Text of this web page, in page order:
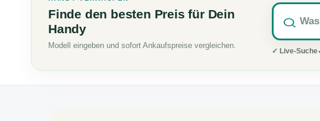
Finde den besten Preis für Dein
Handy
Modell eingeben und sofort Ankaufspreise vergleichen.
✓ Live-Suche